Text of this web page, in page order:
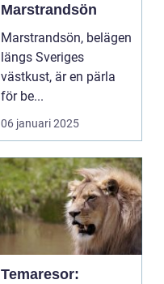
Marstrandsön
Marstrandsön, belägen
längs Sveriges
västkust, är en pärla
för be...
06 januari 2025
Temaresor: